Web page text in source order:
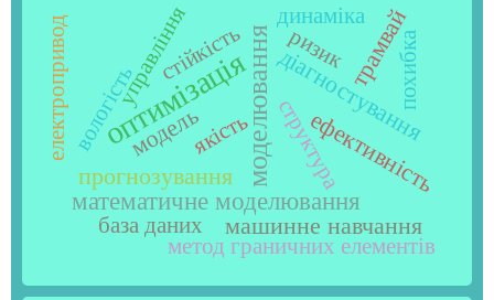
оптимізаціямоделювання
математичне моделювання
ефективність
машинне навчання
модель
прогнозування
діагностування
трамвай
вологість
ризик
управління
електропривод
метод граничних елементів
структура
стійкість
якість
база даних
динаміка
похибка